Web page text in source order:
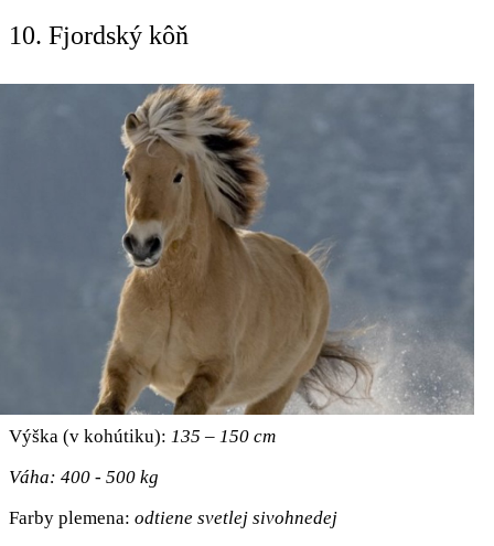
10. Fjordský kôň
Výška (v kohútiku): 135 – 150 cm
Váha: 400 - 500 kg
Farby plemena: odtiene svetlej sivohnedej